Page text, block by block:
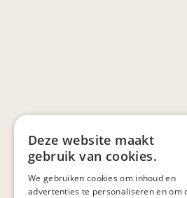
Deze website maakt
gebruik van cookies.
We gebruiken cookies om inhoud en
advertenties te personaliseren en om